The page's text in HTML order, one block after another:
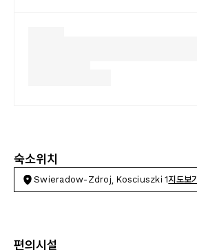
숙소위치
Swieradow-Zdroj, Kosciuszki 1지도보기
편의시설